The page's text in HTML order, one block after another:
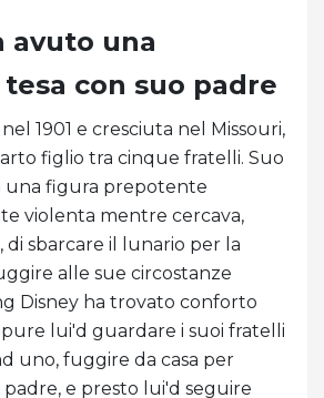
avuto una
con suo padre
1901 e cresciuta nel Missouri,
figlio tra cinque fratelli. Suo
una figura prepotente
violenta mentre cercava,
di sbarcare il lunario per la
alle sue circostanze
Disney ha trovato conforto
lui'd guardare i suoi fratelli
uno, fuggire da casa per
e presto lui'd seguire